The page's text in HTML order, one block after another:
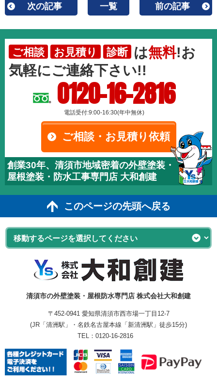
次の記事 一覧 前の記事
ご相談 お見積り 診断 は無料!お
気軽にご連絡下さい!!
0120-16-2816
電話受付:9:00-16:30(年中無休)
ご相談・お見積り依頼
創業30年、清須市地域密着の外壁塗装・
屋根塗装・防水工事専門店 大和創建
このページの先頭へ戻る
清須市の外壁塗装・屋根防水専門店 株式会社大和創建
〒452-0941 愛知県清須市西市場一丁目12-7
(JR「清洲駅」・名鉄名古屋本線「新清洲駅」徒歩15分)
TEL： 0120-16-2816